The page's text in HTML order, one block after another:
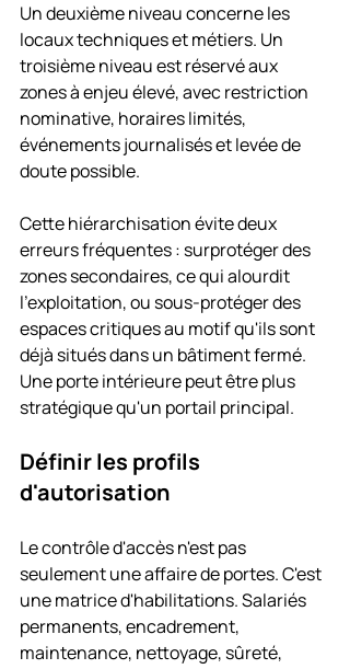
Un deuxième niveau concerne les
locaux techniques et métiers. Un
troisième niveau est réservé aux
zones à enjeu élevé, avec restriction
nominative, horaires limités,
événements journalisés et levée de
doute possible.
Cette hiérarchisation évite deux
erreurs fréquentes : surprotéger des
zones secondaires, ce qui alourdit
l'exploitation, ou sous-protéger des
espaces critiques au motif qu'ils sont
déjà situés dans un bâtiment fermé.
Une porte intérieure peut être plus
stratégique qu'un portail principal.
Définir les profils
d'autorisation
Le contrôle d'accès n'est pas
seulement une affaire de portes. C'est
une matrice d'habilitations. Salariés
permanents, encadrement,
maintenance, nettoyage, sûreté,